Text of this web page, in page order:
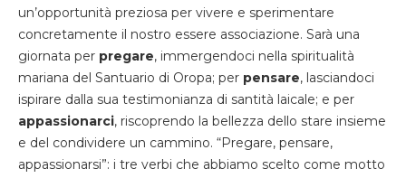
un’opportunità preziosa per vivere e sperimentare
concretamente il nostro essere associazione. Sarà una
giornata per pregare, immergendoci nella spiritualità
mariana del Santuario di Oropa; per pensare, lasciandoci
ispirare dalla sua testimonianza di santità laicale; e per
appassionarci, riscoprendo la bellezza dello stare insieme
e del condividere un cammino. “Pregare, pensare,
appassionarsi”: i tre verbi che abbiamo scelto come motto